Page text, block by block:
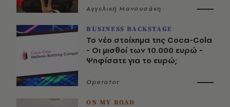
Αγγελική Μανουσάκη
BUSINESS BACKSTAGE
Το νέο στοίχημα της Coca-Cola
- Οι μισθοί των 10.000 ευρώ -
Ψηφίσατε για το ευρώ;
Operator
ON MY ROAD